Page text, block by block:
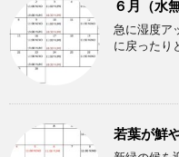
６月（水
急に湿度ア
に戻ったり
若葉が鮮